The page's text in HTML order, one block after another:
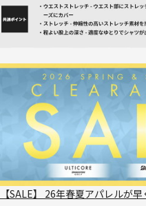
【SALE】 26年春夏アパレルが